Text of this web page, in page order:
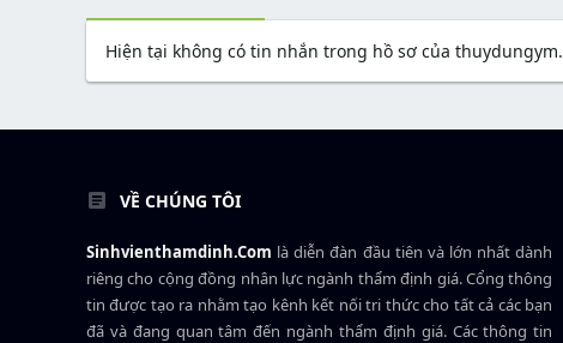
Hiện tại không có tin nhắn trong hồ sơ của thuydungym.
VỀ CHÚNG TÔI
Sinhvienthamdinh.Com là diễn đàn đầu tiên và lớn nhất dành
riêng cho cộng đồng nhân lực ngành thẩm định giá. Cổng thông
tin được tạo ra nhằm tạo kênh kết nối tri thức cho tất cả các bạn
đã và đang quan tâm đến ngành thẩm định giá. Các thông tin